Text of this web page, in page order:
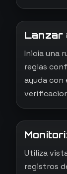
Lanzar
Inicia una
reglas
ayuda
Utiliza
registros